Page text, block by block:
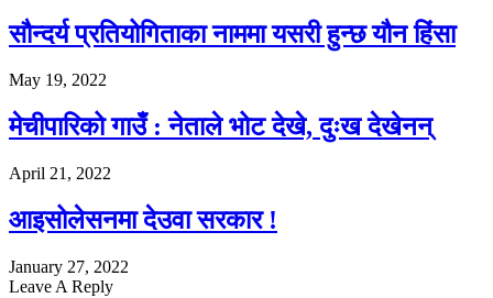
सौन्दर्य प्रतियोगिताका नाममा यसरी हुन्छ यौन हिंसा
May 19, 2022
मेचीपारिको गाउँ : नेताले भोट देखे, दुःख देखेनन्
April 21, 2022
आइसोलेसनमा देउवा सरकार !
January 27, 2022
Leave A Reply